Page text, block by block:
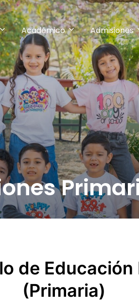
Académico Admisiones
de Educación
(Primaria)